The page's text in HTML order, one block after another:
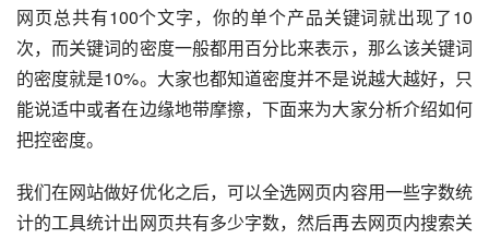
网页总共有100个文字，你的单个产品关键词就出现了10
次，而关键词的密度一般都用百分比来表示，那么该关键词
的密度就是10%。大家也都知道密度并不是说越大越好，只
能说适中或者在边缘地带摩擦，下面来为大家分析介绍如何
把控密度。
我们在网站做好优化之后，可以全选网页内容用一些字数统
计的工具统计出网页共有多少字数，然后再去网页内搜索关